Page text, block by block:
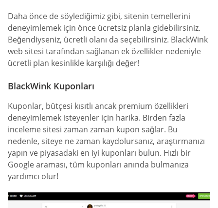
Daha önce de söylediğimiz gibi, sitenin temellerini
deneyimlemek için önce ücretsiz planla gidebilirsiniz.
Beğendiyseniz, ücretli olanı da seçebilirsiniz. BlackWink
web sitesi tarafından sağlanan ek özellikler nedeniyle
ücretli plan kesinlikle karşılığı değer!
BlackWink Kuponları
Kuponlar, bütçesi kısıtlı ancak premium özellikleri
deneyimlemek isteyenler için harika. Birden fazla
inceleme sitesi zaman zaman kupon sağlar. Bu
nedenle, siteye ne zaman kaydolursanız, araştırmanızı
yapın ve piyasadaki en iyi kuponları bulun. Hızlı bir
Google araması, tüm kuponları anında bulmanıza
yardımcı olur!